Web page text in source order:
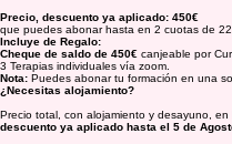
Precio, descuento ya aplicado: 450€
que puedes abonar hasta en 2 cuotas de
Incluye de Regalo:
Cheque de saldo de 450€ canjeable por
3 Terapias individuales vía zoom.
Nota: Puedes abonar tu formación en una
¿Necesitas alojamiento?
Precio total, con alojamiento y desayuno, en
descuento ya aplicado hasta el 5 de